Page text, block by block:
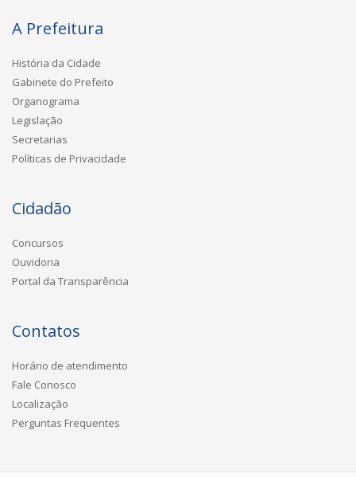
A Prefeitura
História da Cidade
Gabinete do Prefeito
Organograma
Legislação
Secretarias
Políticas de Privacidade
Cidadão
Concursos
Ouvidoria
Portal da Transparência
Contatos
Horário de atendimento
Fale Conosco
Localização
Perguntas Frequentes